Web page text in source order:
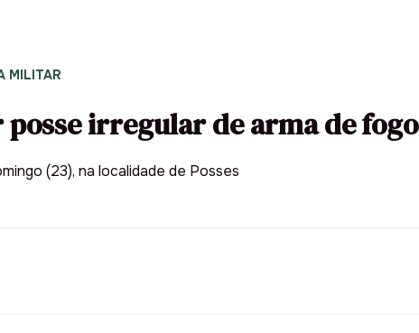
MILITAR
irregular de arma de fogo
(23), na localidade de Posses